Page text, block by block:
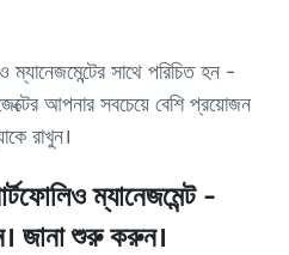
সাথে পরিচিত হন -
আপনার সবচেয়ে বেশি প্রয়োজন
রাখুন।
ম্যানেজমেন্ট -
জানা শুরু করুন।